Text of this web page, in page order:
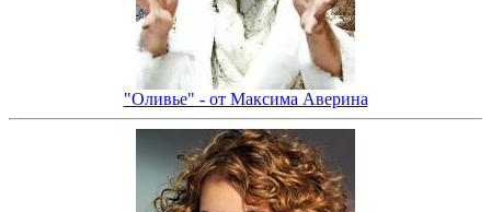
"Оливье" - от Максима Аверина